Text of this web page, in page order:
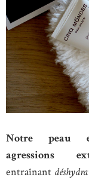
Notre peau
agressions
entraînant